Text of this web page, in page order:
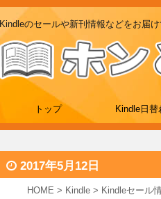
Kindleのセールや新刊情報などをお届
トップ Kindle日替
2017年5月12日
HOME > Kindle > Kindleセール